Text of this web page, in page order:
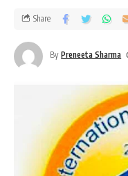
By Preneeta Sharma
Share